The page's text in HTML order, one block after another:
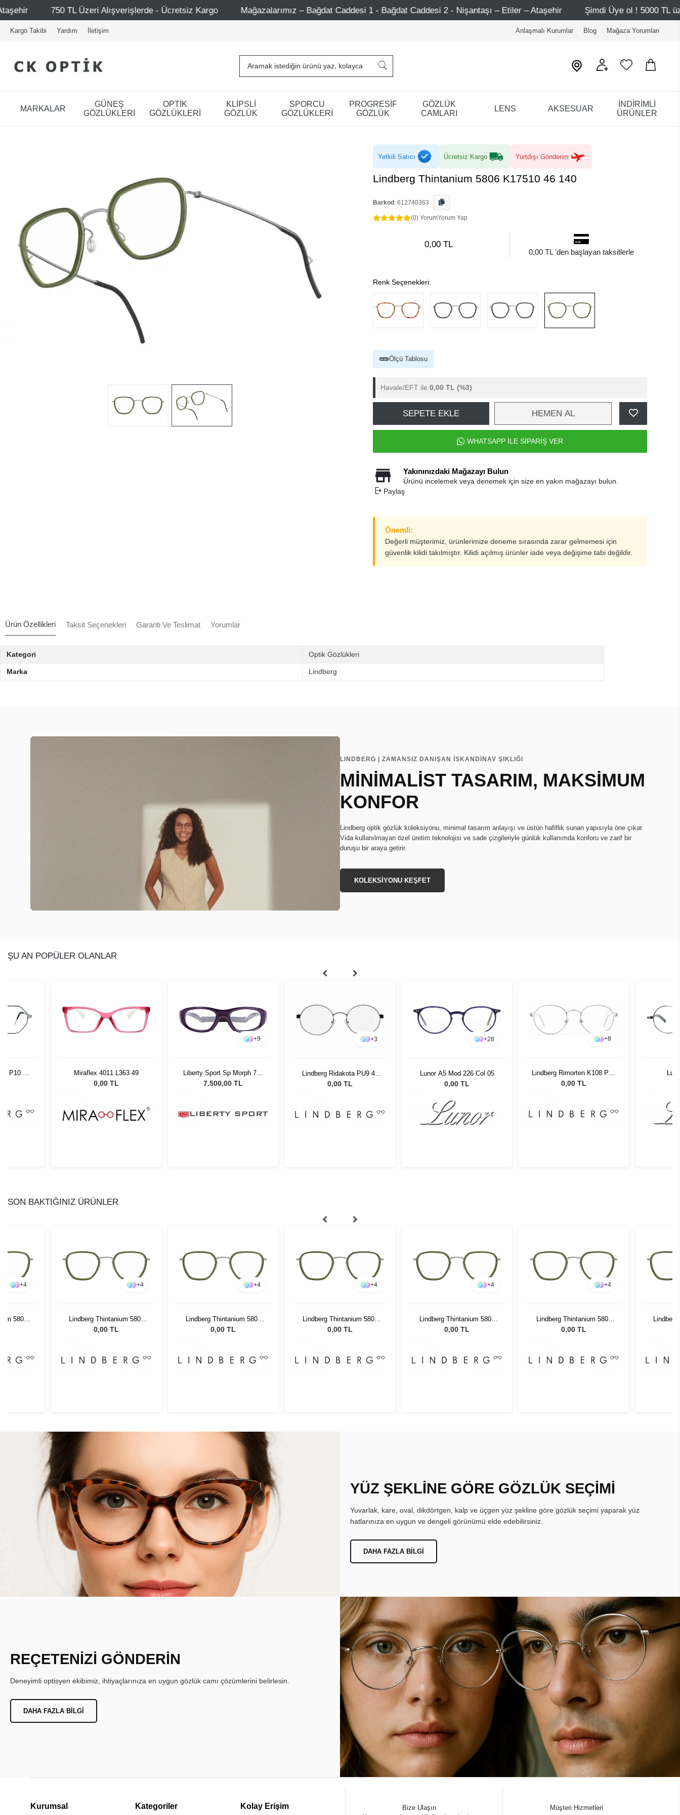
- Ücretsiz Kargo Mağazalarımız – Bağdat Caddesi 1 - Bağdat Caddesi 2 - Nişantaşı – Etiler – Ataşehir Şimdi Üye ol ! 5000 TL üzeri ilk alışverişinde 500
Kargo Takibi Yardım İletişim Anlaşmalı Kurumlar Blog Mağaza Yorumları
MARKALAR
GÜNEŞ
GÖZLÜKLERİ
OPTİK
GÖZLÜKLERİ
KLİPSLİ
GÖZLÜK
SPORCU
GÖZLÜKLERİ
PROGRESİF
GÖZLÜK
GÖZLÜK
CAMLARI
LENS AKSESUAR
İNDİRİMLİ
ÜRÜNLER
Yetkili Satıcı Ücretsiz Kargo Yurtdışı Gönderim
Lindberg Thintanium 5806 K17510 46 140
Barkod : 612740363
(0) YorumYorum Yap
0,00 TL
0,00 TL 'den başlayan taksitlerle
Renk Seçenekleri:
Ölçü Tablosu
Havale/EFT ile 0,00 TL (%3)
SEPETE EKLE HEMEN AL
WHATSAPP İLE SİPARİŞ VER
Yakınınızdaki Mağazayı Bulun
Ürünü incelemek veya denemek için size en yakın mağazayı bulun.
Paylaş
Önemli:
Değerli müşterimiz, ürünlerimize deneme sırasında zarar gelmemesi için
güvenlik kilidi takılmıştır. Kilidi açılmış ürünler iade veya değişime tabi değildir.
Ürün Özellikleri Taksit Seçenekleri Garanti Ve Teslimat Yorumlar
Kategori Optik Gözlükleri
Marka Lindberg
LINDBERG | ZAMANSIZ DANIŞAN İSKANDİNAV ŞIKLIĞI
MİNİMALİST TASARIM, MAKSİMUM
KONFOR
Lindberg optik gözlük koleksiyonu, minimal tasarım anlayışı ve üstün hafiflik sunan yapısıyla öne çıkar.
Vida kullanılmayan özel üretim teknolojisi ve sade çizgileriyle günlük kullanımda konforu ve zarif bir
duruşu bir araya getirir.
KOLEKSİYONU KEŞFET
ŞU AN POPÜLER OLANLAR
P10 53 Miraflex 4011 L363 49
0,00 TL
+9
Liberty Sport Sp Morph 741
51 O
7.500,00 TL
+3
Lindberg Ridakota PU9 49
1355
0,00 TL
+28
Lunor A5 Mod 226 Col 05
0,00 TL
+8
Lindberg Rimorten K108 P10
46 14
0,00 TL
SON BAKTIĞINIZ ÜRÜNLER
+4
5806
+4
Lindberg Thintanium 5806
K17510 46 140
0,00 TL
+4
Lindberg Thintanium 5806
K17510 46 140
0,00 TL
+4
Lindberg Thintanium 5806
K17510 46 140
0,00 TL
+4
Lindberg Thintanium 5806
K17510 46 140
0,00 TL
+4
Lindberg Thintanium 5806
K17510 46 140
0,00 TL
YÜZ ŞEKLİNE GÖRE GÖZLÜK SEÇİMİ
Yuvarlak, kare, oval, dikdörtgen, kalp ve üçgen yüz şekline göre gözlük seçimi yaparak yüz
hatlarınıza en uygun ve dengeli görünümü elde edebilirsiniz.
DAHA FAZLA BILGI
REÇETENİZİ GÖNDERİN
Deneyimli optisyen ekibimiz, ihtiyaçlarınıza en uygun gözlük camı çözümlerini belirlesin.
DAHA FAZLA BILGI
Kurumsal Kategoriler Kolay Erişim
Bize Ulaşın
Müşteri Hizmetleri